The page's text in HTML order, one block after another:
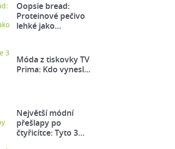
Oopsie bread:
Proteinové pečivo
lehké jako…
Móda z tiskovky TV
Prima: Kdo vynesl…
Největší módní
přešlapy po
čtyřicítce: Tyto 3…